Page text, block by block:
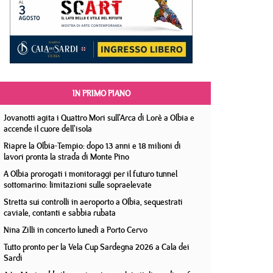
IN PRIMO PIANO
Jovanotti agita i Quattro Mori sull'Arca di Lorè a Olbia e
accende il cuore dell'isola
Riapre la Olbia-Tempio: dopo 13 anni e 18 milioni di
lavori pronta la strada di Monte Pino
A Olbia prorogati i monitoraggi per il futuro tunnel
sottomarino: limitazioni sulle sopraelevate
Stretta sui controlli in aeroporto a Olbia, sequestrati
caviale, contanti e sabbia rubata
Nina Zilli in concerto lunedì a Porto Cervo
Tutto pronto per la Vela Cup Sardegna 2026 a Cala dei
Sardi